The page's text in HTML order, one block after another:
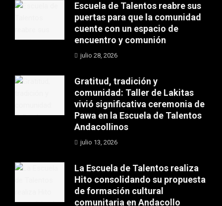
Escuela de Talentos reabre sus
puertas para que la comunidad
cuente con un espacio de
encuentro y comunión
julio 28, 2026
Gratitud, tradición y
comunidad: Taller de Lakitas
vivió significativa ceremonia de
Pawa en la Escuela de Talentos
Andacollinos
julio 13, 2026
La Escuela de Talentos realiza
Hito consolidando su propuesta
de formación cultural
comunitaria en Andacollo